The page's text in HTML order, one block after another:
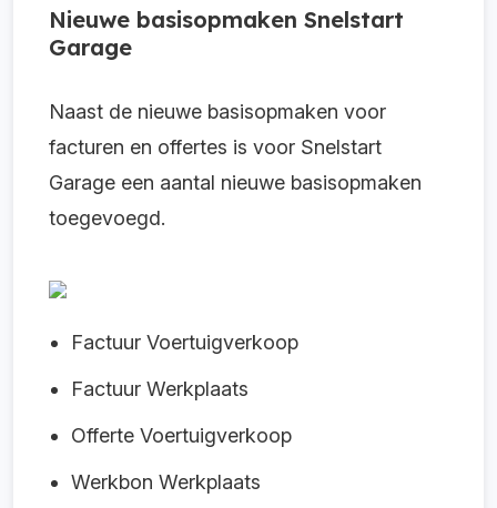
Nieuwe basisopmaken Snelstart
Garage
Naast de nieuwe basisopmaken voor
facturen en offertes is voor Snelstart
Garage een aantal nieuwe basisopmaken
toegevoegd.
Factuur Voertuigverkoop
Factuur Werkplaats
Offerte Voertuigverkoop
Werkbon Werkplaats